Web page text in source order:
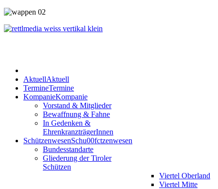
AktuellAktuell
TermineTermine
KompanieKompanie
Vorstand & Mitglieder
Bewaffnung & Fahne
In Gedenken &
EhrenkranzträgerInnen
SchützenwesenSchu00fctzenwesen
Bundesstandarte
Gliederung der Tiroler
Schützen
Viertel Oberland
Viertel Mitte